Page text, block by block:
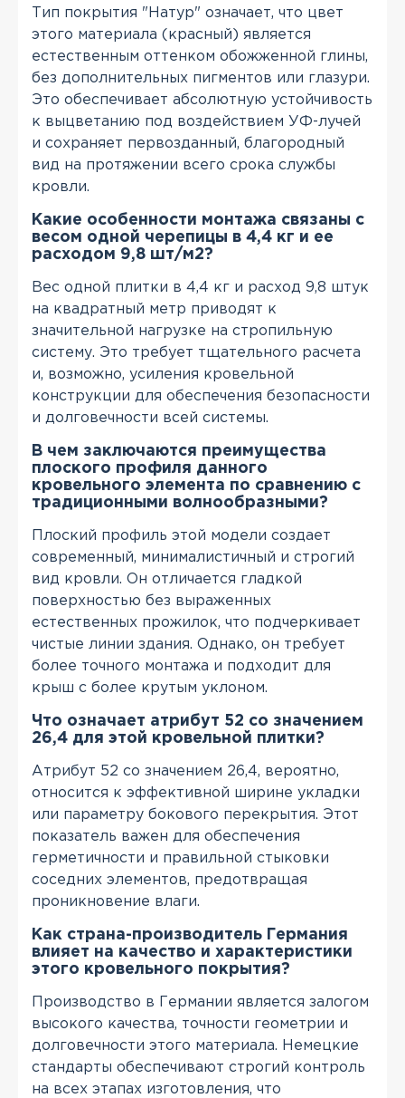
Тип покрытия "Натур" означает, что цвет
этого материала (красный) является
естественным оттенком обожженной глины,
без дополнительных пигментов или глазури.
Это обеспечивает абсолютную устойчивость
к выцветанию под воздействием УФ-лучей
и сохраняет первозданный, благородный
вид на протяжении всего срока службы
кровли.
Какие особенности монтажа связаны с
весом одной черепицы в 4,4 кг и ее
расходом 9,8 шт/м2?
Вес одной плитки в 4,4 кг и расход 9,8 штук
на квадратный метр приводят к
значительной нагрузке на стропильную
систему. Это требует тщательного расчета
и, возможно, усиления кровельной
конструкции для обеспечения безопасности
и долговечности всей системы.
В чем заключаются преимущества
плоского профиля данного
кровельного элемента по сравнению с
традиционными волнообразными?
Плоский профиль этой модели создает
современный, минималистичный и строгий
вид кровли. Он отличается гладкой
поверхностью без выраженных
естественных прожилок, что подчеркивает
чистые линии здания. Однако, он требует
более точного монтажа и подходит для
крыш с более крутым уклоном.
Что означает атрибут 52 со значением
26,4 для этой кровельной плитки?
Атрибут 52 со значением 26,4, вероятно,
относится к эффективной ширине укладки
или параметру бокового перекрытия. Этот
показатель важен для обеспечения
герметичности и правильной стыковки
соседних элементов, предотвращая
проникновение влаги.
Как страна-производитель Германия
влияет на качество и характеристики
этого кровельного покрытия?
Производство в Германии является залогом
высокого качества, точности геометрии и
долговечности этого материала. Немецкие
стандарты обеспечивают строгий контроль
на всех этапах изготовления, что